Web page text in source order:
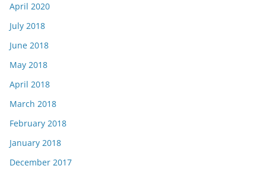
April 2020
July 2018
June 2018
May 2018
April 2018
March 2018
February 2018
January 2018
December 2017